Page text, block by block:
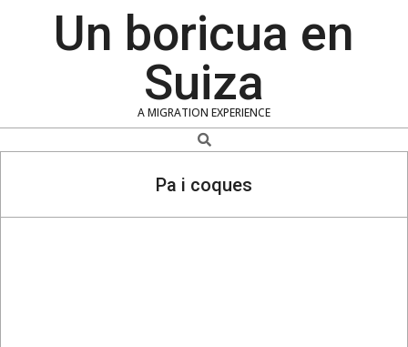
Un boricua en
Suiza
A MIGRATION EXPERIENCE
Search
Pa i coques